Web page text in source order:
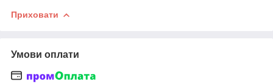
Приховати
Умови оплати